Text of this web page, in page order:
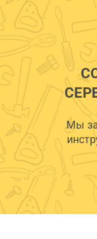
Мы